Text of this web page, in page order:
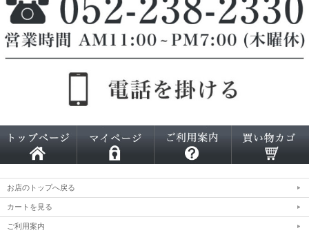
お店のトップへ戻る
カートを見る
ご利用案内